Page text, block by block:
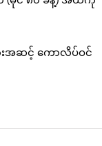
းအဆင့် ကောလိပ်ဝင်